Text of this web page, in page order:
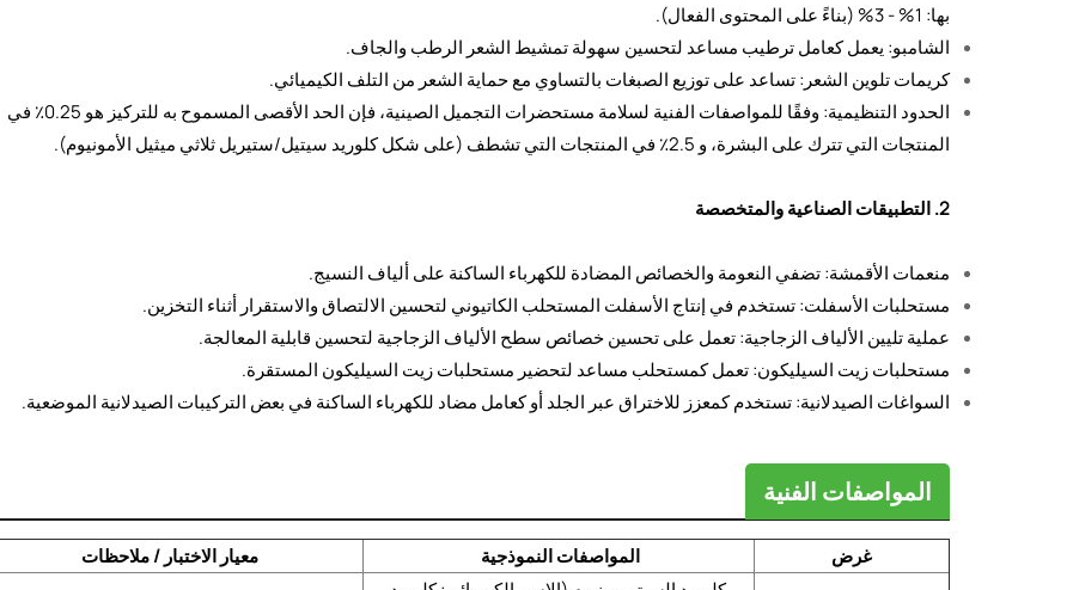
بها: 1% - 3% (بناءً على المحتوى الفعال).
الشامبو: يعمل كعامل ترطيب مساعد لتحسين سهولة تمشيط الشعر الرطب والجاف.
كريمات تلوين الشعر: تساعد على توزيع الصبغات بالتساوي مع حماية الشعر من التلف الكيميائي.
الحدود التنظيمية: وفقًا للمواصفات الفنية لسلامة مستحضرات التجميل الصينية، فإن الحد الأقصى المسموح به للتركيز هو 0.25٪ في
المنتجات التي تترك على البشرة، و 2.5٪ في المنتجات التي تشطف (على شكل كلوريد سيتيل/ستيريل ثلاثي ميثيل الأمونيوم).
2. التطبيقات الصناعية والمتخصصة
منعمات الأقمشة: تضفي النعومة والخصائص المضادة للكهرباء الساكنة على ألياف النسيج.
مستحلبات الأسفلت: تستخدم في إنتاج الأسفلت المستحلب الكاتيوني لتحسين الالتصاق والاستقرار أثناء التخزين.
عملية تليين الألياف الزجاجية: تعمل على تحسين خصائص سطح الألياف الزجاجية لتحسين قابلية المعالجة.
مستحلبات زيت السيليكون: تعمل كمستحلب مساعد لتحضير مستحلبات زيت السيليكون المستقرة.
السواغات الصيدلانية: تستخدم كمعزز للاختراق عبر الجلد أو كعامل مضاد للكهرباء الساكنة في بعض التركيبات الصيدلانية الموضعية.
المواصفات الفنية
غرض المواصفات النموذجية معيار الاختبار / ملاحظات